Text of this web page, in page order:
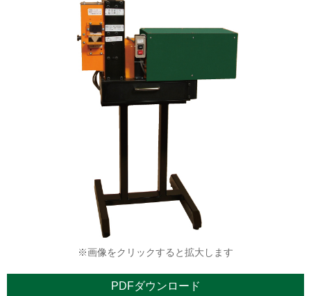
※画像をクリックすると拡大します
PDFダウンロード